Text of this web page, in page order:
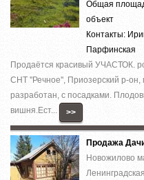
Общая
объект
Контакты:
Парфинская
Продаётся красивый УЧАСТОК.
СНТ ''Речное'', Приозерский р-он,
разработан, с посадками.
вишня.Ест...
>>
Продажа
Новожилово